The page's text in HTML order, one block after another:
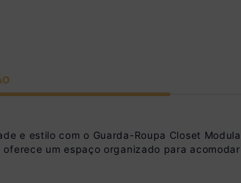
e estilo com o Guarda-Roupa Closet
um espaço organizado para